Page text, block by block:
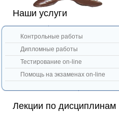
Наши услуги
Контрольные работы
Дипломные работы
Тестирование on-line
Помощь на экзаменах on-line
Лекции по дисциплинам